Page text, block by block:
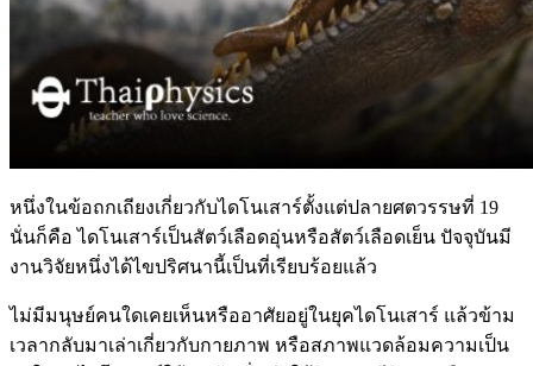
หนึ่งในข้อถกเถียงเกี่ยวกับไดโนเสาร์ตั้งแต่ปลายศตวรรษที่ 19
นั่นก็คือ ไดโนเสาร์เป็นสัตว์เลือดอุ่นหรือสัตว์เลือดเย็น ปัจจุบันมี
งานวิจัยหนึ่งได้ไขปริศนานี้เป็นที่เรียบร้อยแล้ว
ไม่มีมนุษย์คนใดเคยเห็นหรืออาศัยอยู่ในยุคไดโนเสาร์ แล้วข้าม
เวลากลับมาเล่าเกี่ยวกับกายภาพ หรือสภาพแวดล้อมความเป็น